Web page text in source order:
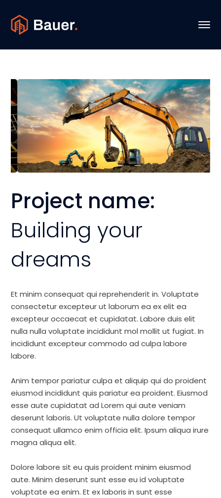
Project name:
Building your
dreams
Et minim consequat qui reprehenderit in. Voluptate
consectetur excepteur ut laborum ea ex elit ea
excepteur occaecat et cupidatat. Labore duis elit
nulla nulla voluptate incididunt mol mollit ut fugiat. In
incididunt excepteur commodo ad culpa labore
labore.
Anim tempor pariatur culpa et aliquip qui do proident
eiusmod incididunt quis pariatur ea proident. Eiusmod
esse aute cupidatat ad Lorem qui aute veniam
deserunt laboris. Ut voluptate nulla dolore tempor
consequat ullamco enim officia elit. Ipsum aliqua irure
magna aliqua elit.
Dolore labore sit eu quis proident minim eiusmod
aute. Minim deserunt sunt esse eu id voluptate
voluptate ea enim. Et ex laboris in sunt esse